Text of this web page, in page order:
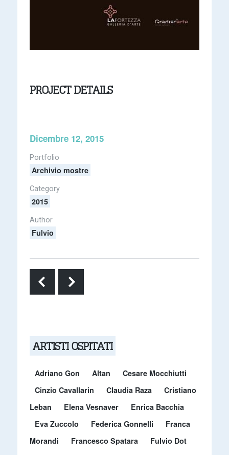
PROJECT DETAILS
Dicembre 12, 2015
Portfolio
Archivio mostre
Category
2015
Author
Fulvio
ARTISTI OSPITATI
Adriano Gon Altan
Cesare Mocchiutti
Cinzio Cavallarin
Claudia Raza
Cristiano
Leban
Elena Vesnaver
Enrica Bacchia
Eva Zuccolo
Federica Gonnelli
Franca
Morandi
Francesco Spatara
Fulvio Dot